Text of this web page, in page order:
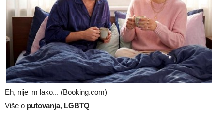
Eh, nije im lako... (Booking.com)
Više o putovanja, LGBTQ